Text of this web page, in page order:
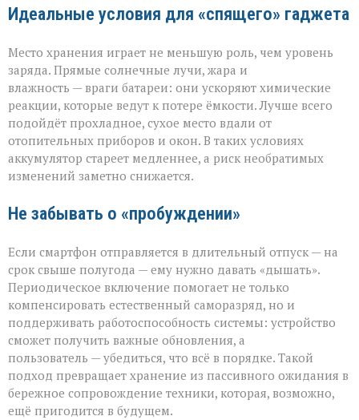
Идеальные условия для «спящего» гаджета
Место хранения играет не меньшую роль, чем уровень
заряда. Прямые солнечные лучи, жара и
влажность — враги батареи: они ускоряют химические
реакции, которые ведут к потере ёмкости. Лучше всего
подойдёт прохладное, сухое место вдали от
отопительных приборов и окон. В таких условиях
аккумулятор стареет медленнее, а риск необратимых
изменений заметно снижается.
Не забывать о «пробуждении»
Если смартфон отправляется в длительный отпуск — на
срок свыше полугода — ему нужно давать «дышать».
Периодическое включение помогает не только
компенсировать естественный саморазряд, но и
поддерживать работоспособность системы: устройство
сможет получить важные обновления, а
пользователь — убедиться, что всё в порядке. Такой
подход превращает хранение из пассивного ожидания в
бережное сопровождение техники, которая, возможно,
ещё пригодится в будущем.